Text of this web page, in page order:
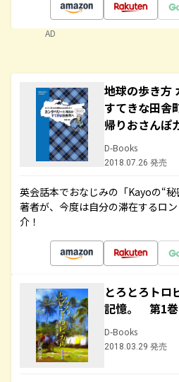
AD
地球の歩き方
すてきな田舎
帰りおさんぽ
D-Books
2018.07.26 発売
英会話本でおなじみの「Kayoの“
著者が、今度は自分の滞在するロ
介！
とろとろト
記憶。 第1巻
D-Books
2018.03.29 発売